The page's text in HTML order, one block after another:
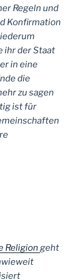
Regeln und
Konfirmation
ihr der Staat
in eine
die
zu sagen
ist für
Religion geht